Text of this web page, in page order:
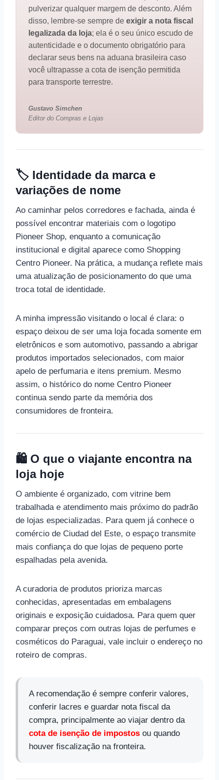
pulverizar qualquer margem de desconto. Além
disso, lembre-se sempre de exigir a nota fiscal
legalizada da loja; ela é o seu único escudo de
autenticidade e o documento obrigatório para
declarar seus bens na aduana brasileira caso
você ultrapasse a cota de isenção permitida
para transporte terrestre.
Gustavo Simchen
Editor do Compras e Lojas
🏷 Identidade da marca e
variações de nome
Ao caminhar pelos corredores e fachada, ainda é
possível encontrar materiais com o logotipo
Pioneer Shop, enquanto a comunicação
institucional e digital aparece como Shopping
Centro Pioneer. Na prática, a mudança reflete mais
uma atualização de posicionamento do que uma
troca total de identidade.
A minha impressão visitando o local é clara: o
espaço deixou de ser uma loja focada somente em
eletrônicos e som automotivo, passando a abrigar
produtos importados selecionados, com maior
apelo de perfumaria e itens premium. Mesmo
assim, o histórico do nome Centro Pioneer
continua sendo parte da memória dos
consumidores de fronteira.
🛍 O que o viajante encontra na
loja hoje
O ambiente é organizado, com vitrine bem
trabalhada e atendimento mais próximo do padrão
de lojas especializadas. Para quem já conhece o
comércio de Ciudad del Este, o espaço transmite
mais confiança do que lojas de pequeno porte
espalhadas pela avenida.
A curadoria de produtos prioriza marcas
conhecidas, apresentadas em embalagens
originais e exposição cuidadosa. Para quem quer
comparar preços com outras lojas de perfumes e
cosméticos do Paraguai, vale incluir o endereço no
roteiro de compras.
A recomendação é sempre conferir valores,
conferir lacres e guardar nota fiscal da
compra, principalmente ao viajar dentro da
cota de isenção de impostos ou quando
houver fiscalização na fronteira.